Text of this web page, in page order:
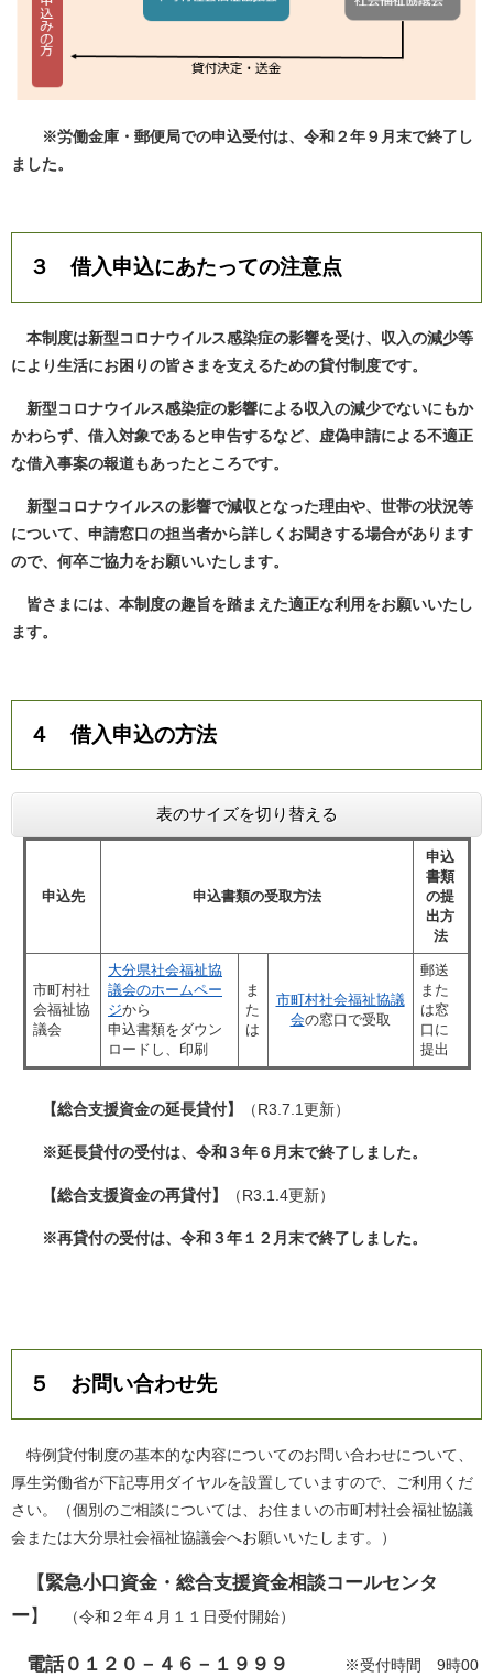
※労働金庫・郵便局での申込受付は、令和２年９月末で終了し
ました。
３ 借入申込にあたっての注意点
本制度は新型コロナウイルス感染症の影響を受け、収入の減少等
により生活にお困りの皆さまを支えるための貸付制度です。
新型コロナウイルス感染症の影響による収入の減少でないにもか
かわらず、借入対象であると申告するなど、虚偽申請による不適正
な借入事案の報道もあったところです。
新型コロナウイルスの影響で減収となった理由や、世帯の状況等
について、申請窓口の担当者から詳しくお聞きする場合があります
ので、何卒ご協力をお願いいたします。
皆さまには、本制度の趣旨を踏まえた適正な利用をお願いいたし
ます。
４ 借入申込の方法
表のサイズを切り替える
申込先 申込書類の受取方法
申込
書類
の提
出方
法
市町村社
会福祉協
議会
大分県社会福祉協
議会のホームペー
ジから
申込書類をダウン
ロードし、印刷
ま
た
は
市町村社会福祉協議
会の窓口で受取
郵送
また
は窓
口に
提出
【総合支援資金の延長貸付】 （R3.7.1更新）
※延長貸付の受付は、令和３年６月末で終了しました。
【総合支援資金の再貸付】 （R3.1.4更新）
※再貸付の受付は、令和３年１２月末で終了しました。
５ お問い合わせ先
特例貸付制度の基本的な内容についてのお問い合わせについて、
厚生労働省が下記専用ダイヤルを設置していますので、ご利用くだ
さい。（個別のご相談については、お住まいの市町村社会福祉協議
会または大分県社会福祉協議会へお願いいたします。）
【緊急小口資金・総合支援資金相談コールセンタ
ー】 （令和２年４月１１日受付開始）
電話０１２０－４６－１９９９
※受付時間 9時00